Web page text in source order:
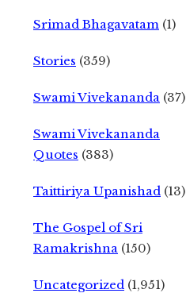
Srimad Bhagavatam (1)
Stories (359)
Swami Vivekananda (37)
Swami Vivekananda
Quotes (383)
Taittiriya Upanishad (13)
The Gospel of Sri
Ramakrishna (150)
Uncategorized (1,951)